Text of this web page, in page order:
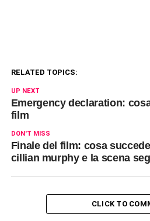
RELATED TOPICS:
UP NEXT
Emergency declaration:
film
DON'T MISS
Finale del film: cosa
cillian murphy e la scena
CLICK TO